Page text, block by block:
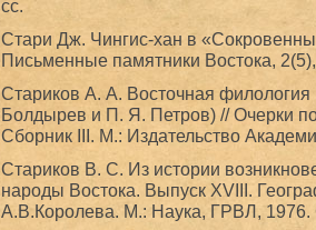
cc.
Стари Дж. Чингис-хан в
Письменные памятники Востока,
Стариков А. А. Восточная
Болдырев и П. Я. Петров) // Очерки
Сборник III. М.: Издательство
Стариков В. С. Из истории
народы Востока. Выпуск XVIII.
А.В.Королева. М.: Наука, ГРВЛ,